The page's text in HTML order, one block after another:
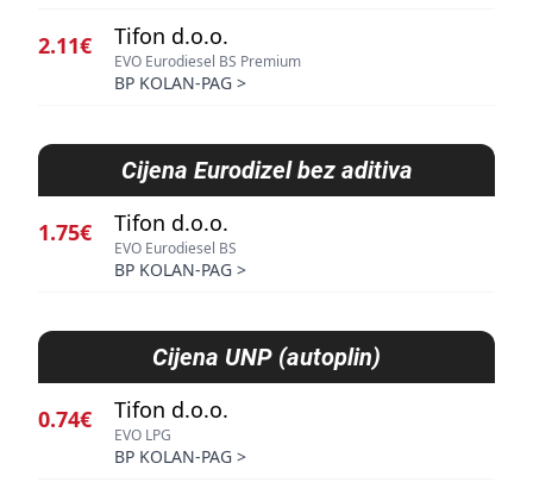
2.11€ Tifon d.o.o.
EVO Eurodiesel BS Premium
BP KOLAN-PAG >
Cijena Eurodizel bez aditiva
1.75€ Tifon d.o.o.
EVO Eurodiesel BS
BP KOLAN-PAG >
Cijena UNP (autoplin)
0.74€ Tifon d.o.o.
EVO LPG
BP KOLAN-PAG >